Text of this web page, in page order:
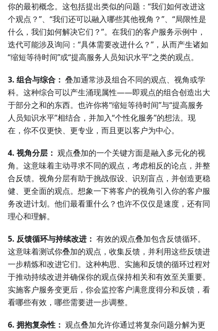
你的最初概念。这包括提出类似的问题：“我们如何改进这
个观点？”、“我们还可以融入哪些其他视角？”、“局限性是
什么，我们如何解决它们？”。在我们的客户服务示例中，
迭代可能涉及询问：“具体需要改进什么？”，从而产生诸如
“缩短等待时间”或“提高服务人员知识水平”之类的观点。
3. 组合与综合： 叠加通常涉及组合不同的观点、视角或学
科。这种综合可以产生涌现属性——即观点的组合创造出大
于部分之和的东西。也许你将“缩短等待时间”与“提高服务
人员知识水平”相结合，并加入“个性化服务”的想法。现
在，你不仅更快、更专业，而且更以客户为中心。
4. 视角分层： 观点叠加的一个关键方面是融入多元化的视
角。这意味着主动寻求不同的观点，考虑相反的论点，并整
合反馈。视角分层有助于挑战假设、识别盲点，并创造更稳
健、更全面的观点。想象一下将客户的视角引入你的客户服
务改进计划。他们最看重什么？也许不仅仅是速度，还有同
理心和理解。
5. 反馈循环与持续改进： 有效的观点叠加包含反馈循环。
这意味着测试你叠加的观点，收集反馈，并利用这些反馈进
一步精炼和改进它们。这种构思、实施和反馈的循环过程对
于推动持续改进并确保你的观点保持相关和有效至关重要。
实施客户服务变更后，你会监控客户满意度得分和反馈，看
看哪些有效，哪些需要进一步调整。
6. 拥抱复杂性： 观点叠加允许你通过将复杂问题分解为更